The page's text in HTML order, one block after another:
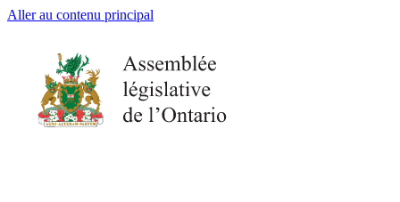
Aller au contenu principal